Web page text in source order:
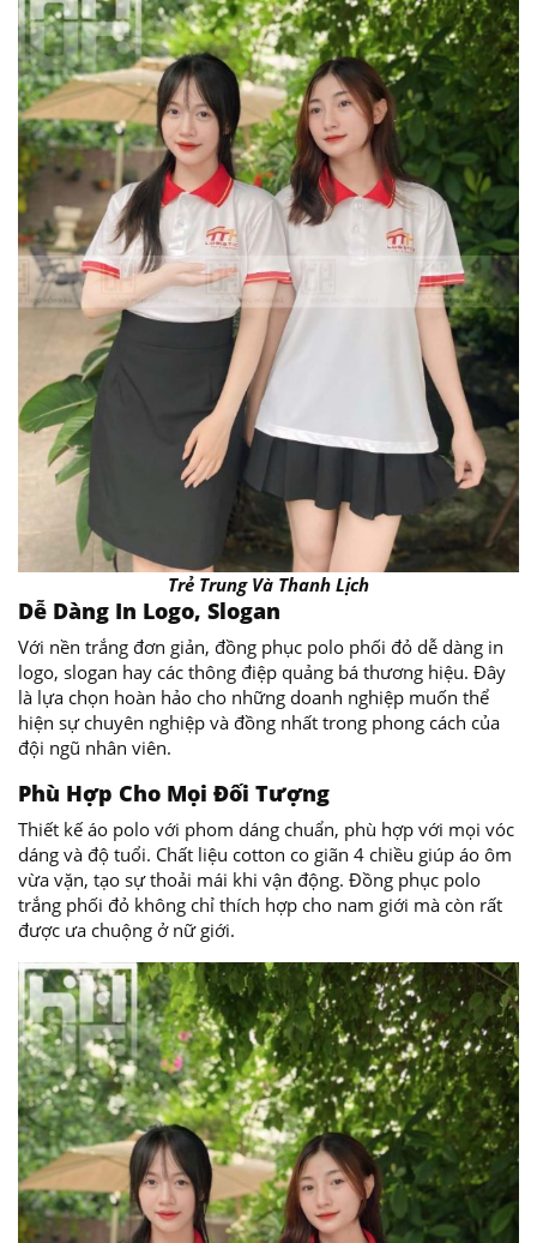
Trẻ Trung Và Thanh Lịch
Dễ Dàng In Logo, Slogan
Với nền trắng đơn giản, đồng phục polo phối đỏ dễ dàng in
logo, slogan hay các thông điệp quảng bá thương hiệu. Đây
là lựa chọn hoàn hảo cho những doanh nghiệp muốn thể
hiện sự chuyên nghiệp và đồng nhất trong phong cách của
đội ngũ nhân viên.
Phù Hợp Cho Mọi Đối Tượng
Thiết kế áo polo với phom dáng chuẩn, phù hợp với mọi vóc
dáng và độ tuổi. Chất liệu cotton co giãn 4 chiều giúp áo ôm
vừa vặn, tạo sự thoải mái khi vận động. Đồng phục polo
trắng phối đỏ không chỉ thích hợp cho nam giới mà còn rất
được ưa chuộng ở nữ giới.